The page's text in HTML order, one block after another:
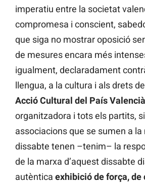
imperatiu entre la societat
compromesa i conscient,
que siga no mostrar oposició
de mesures encara més
igualment, declaradament
llengua, a la cultura i als drets
Acció Cultural del País Valencià
organitzadora i tots els partits,
associacions que se sumen a
dissabte tenen –tenim– la
de la marxa d’aquest dissabte
autèntica exhibició de força,